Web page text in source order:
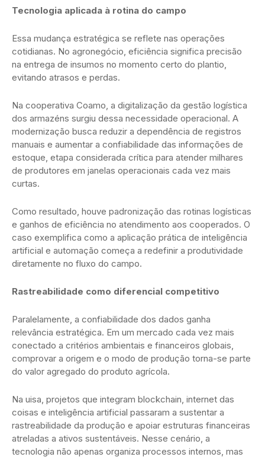
Tecnologia aplicada à rotina do campo
Essa mudança estratégica se reflete nas operações
cotidianas. No agronegócio, eficiência significa precisão
na entrega de insumos no momento certo do plantio,
evitando atrasos e perdas.
Na cooperativa Coamo, a digitalização da gestão logística
dos armazéns surgiu dessa necessidade operacional. A
modernização busca reduzir a dependência de registros
manuais e aumentar a confiabilidade das informações de
estoque, etapa considerada crítica para atender milhares
de produtores em janelas operacionais cada vez mais
curtas.
Como resultado, houve padronização das rotinas logísticas
e ganhos de eficiência no atendimento aos cooperados. O
caso exemplifica como a aplicação prática de inteligência
artificial e automação começa a redefinir a produtividade
diretamente no fluxo do campo.
Rastreabilidade como diferencial competitivo
Paralelamente, a confiabilidade dos dados ganha
relevância estratégica. Em um mercado cada vez mais
conectado a critérios ambientais e financeiros globais,
comprovar a origem e o modo de produção torna-se parte
do valor agregado do produto agrícola.
Na uisa, projetos que integram blockchain, internet das
coisas e inteligência artificial passaram a sustentar a
rastreabilidade da produção e apoiar estruturas financeiras
atreladas a ativos sustentáveis. Nesse cenário, a
tecnologia não apenas organiza processos internos, mas